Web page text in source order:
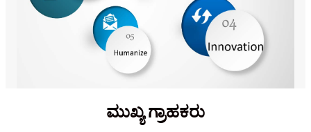
ಮುಖ್ಯ ಗ್ರಾಹಕರು